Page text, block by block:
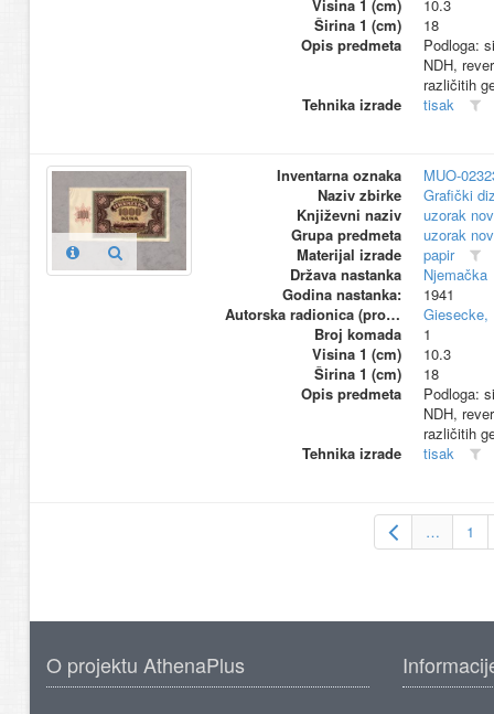
Visina 1 (cm)
10.3
Širina 1 (cm)
18
Opis predmeta
Podloga:
NDH,
različitih
Tehnika izrade
tisak
Inventarna oznaka
MUO-
Naziv zbirke
Grafički
Književni naziv
uzorak
Grupa predmeta
uzorak
Materijal izrade
papir
Država nastanka
Njemačka
Godina nastanka:
1941
Autorska radionica (proizvođač)
Giesecke,
Broj komada
1
Visina 1 (cm)
10.3
Širina 1 (cm)
18
Opis predmeta
Podloga:
NDH,
različitih
Tehnika izrade
tisak
… 1
O projektu AthenaPlus